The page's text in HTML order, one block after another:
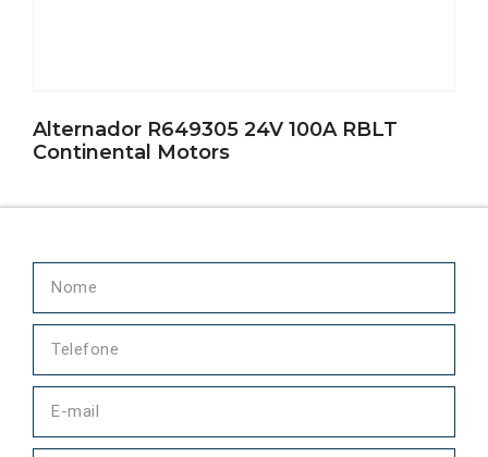
Alternador R649305 24V 100A RBLT
Continental Motors